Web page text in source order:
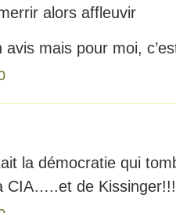
alors affleuvir
avis mais pour moi,
la démocratie qui
CIA…..et de